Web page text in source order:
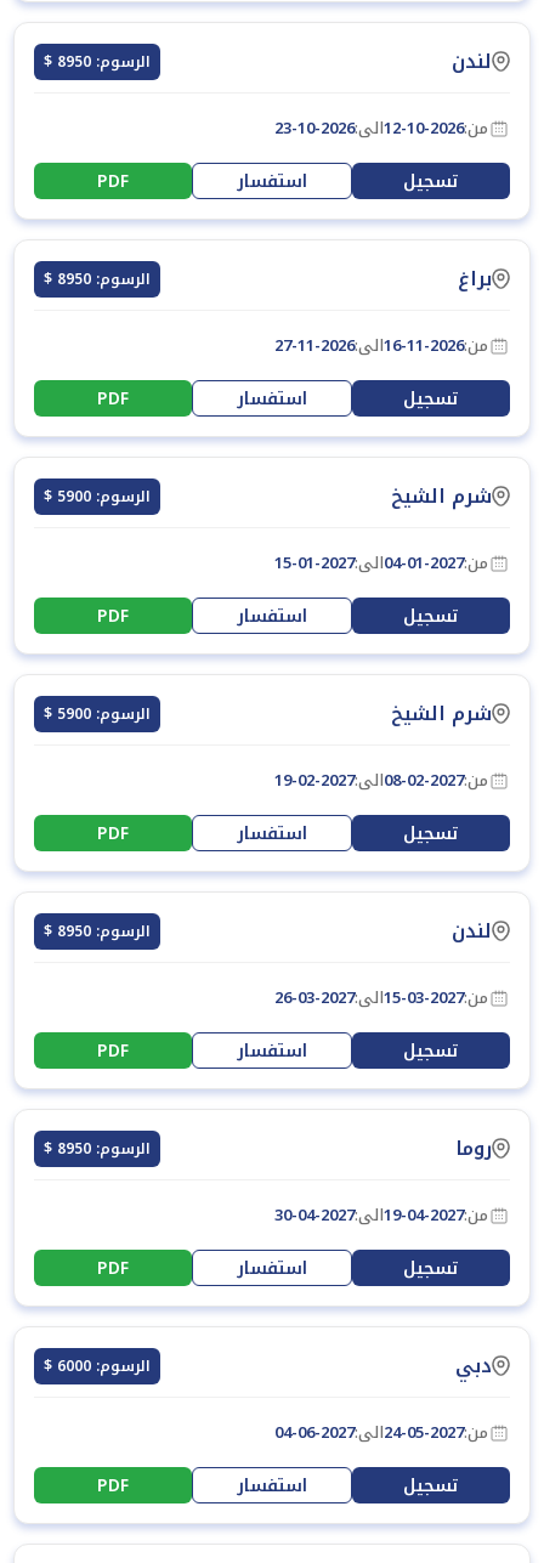
لندن الرسوم: 8950 $
من:12-10-2026الى:23-10-2026
تسجيل استفسار PDF
براغ الرسوم: 8950 $
من:16-11-2026الى:27-11-2026
تسجيل استفسار PDF
شرم الشيخ الرسوم: 5900 $
من:04-01-2027الى:15-01-2027
تسجيل استفسار PDF
شرم الشيخ الرسوم: 5900 $
من:08-02-2027الى:19-02-2027
تسجيل استفسار PDF
لندن الرسوم: 8950 $
من:15-03-2027الى:26-03-2027
تسجيل استفسار PDF
روما الرسوم: 8950 $
من:19-04-2027الى:30-04-2027
تسجيل استفسار PDF
دبي الرسوم: 6000 $
من:24-05-2027الى:04-06-2027
تسجيل استفسار PDF